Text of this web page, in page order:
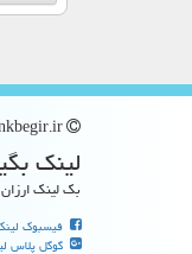
لینك
بک لینک
فیسبوک
گوگل پلاس